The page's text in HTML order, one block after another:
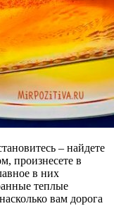
– найдете
произнесете в
в них
теплые
вам дорога